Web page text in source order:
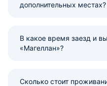
дополнительных местах?
В какое время заезд и
«Магеллан»?
Сколько стоит